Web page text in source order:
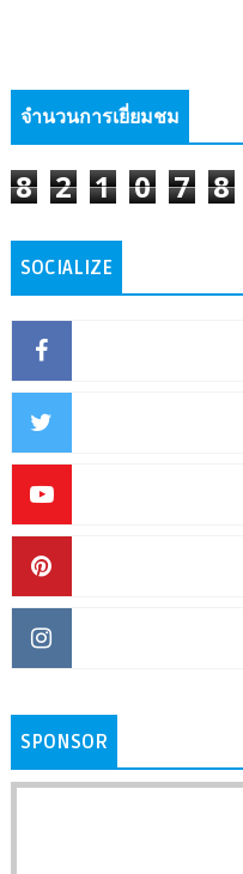
จำนวนการเยี่ยมชม
8 2 1 0 7 8
SOCIALIZE
SPONSOR